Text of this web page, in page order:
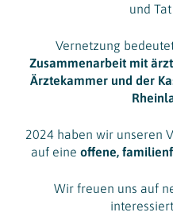
und
Vernetzung
Zusammenarbeit mit
Ärztekammer und der
2024 haben wir unseren
auf eine offene,
Wir freuen uns auf